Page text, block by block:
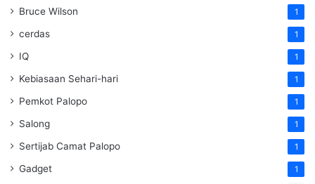
Bruce Wilson 1
cerdas 1
IQ 1
Kebiasaan Sehari-hari 1
Pemkot Palopo 1
Salong 1
Sertijab Camat Palopo 1
Gadget 1